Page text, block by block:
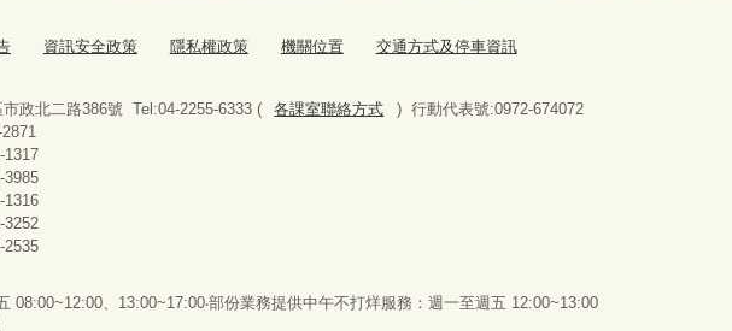
資訊安全政策 隱私權政策 機關位置 交通方式及停車資訊
政北二路386號 Tel:04-2255-6333 ( 各課室聯絡方式
) 行動代表號:0972-674072
08:00~12:00、13:00~17:00‧部份業務提供中午不打烊服務：週一至週五 12:00~13:00